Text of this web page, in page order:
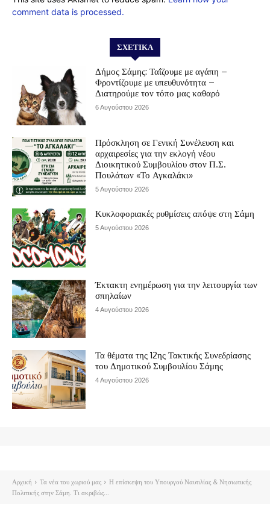
comment data is processed.
ΣΧΕΤΙΚΆ
Δήμος Σάμης: Ταΐζουμε με αγάπη –
Φροντίζουμε με υπευθυνότητα –
Διατηρούμε τον τόπο μας καθαρό
6 Αυγούστου 2026
Πρόσκληση σε Γενική Συνέλευση και
αρχαιρεσίες για την εκλογή νέου
Διοικητικού Συμβουλίου στον Π.Σ.
Πουλάτων «Το Αγκαλάκι»
5 Αυγούστου 2026
Κυκλοφοριακές ρυθμίσεις απόψε στη Σάμη
5 Αυγούστου 2026
Έκτακτη ενημέρωση για την λειτουργία των
σπηλαίων
4 Αυγούστου 2026
Τα θέματα της 12ης Τακτικής Συνεδρίασης
του Δημοτικού Συμβουλίου Σάμης
4 Αυγούστου 2026